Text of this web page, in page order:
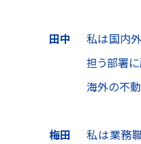
田中
私は国内
担う部署
海外の不動
梅田
私は業務